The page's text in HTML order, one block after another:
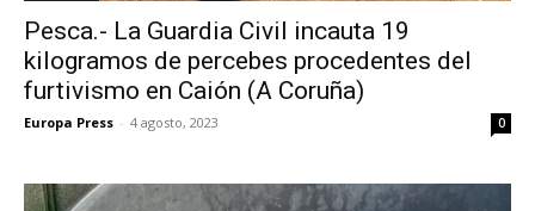
Pesca.- La Guardia Civil incauta 19
kilogramos de percebes procedentes del
furtivismo en Caión (A Coruña)
Europa Press - 4 agosto, 2023 0